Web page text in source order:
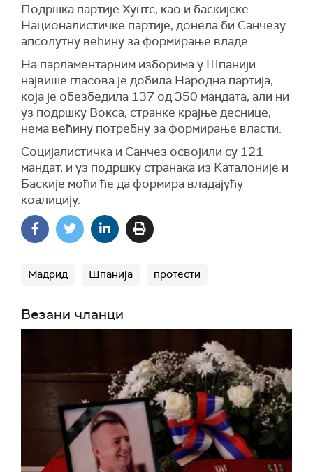
Подршка партије Хунтс, као и баскијске
Националистичке партије, донела би Санчезу
апсолутну већину за формирање владе.
На парламентарним изборима у Шпанији
највише гласова је добила Народна партија,
која је обезбедила 137 од 350 мандата, али ни
уз подршку Вокса, странке крајње деснице,
нема већину потребну за формирање власти.
Социјалистичка и Санчез освојили су 121
мандат, и уз подршку странака из Каталоније и
Баскије моћи ће да формира владајућу
коалицију.
Мадрид Шпанија протести
Везани чланци